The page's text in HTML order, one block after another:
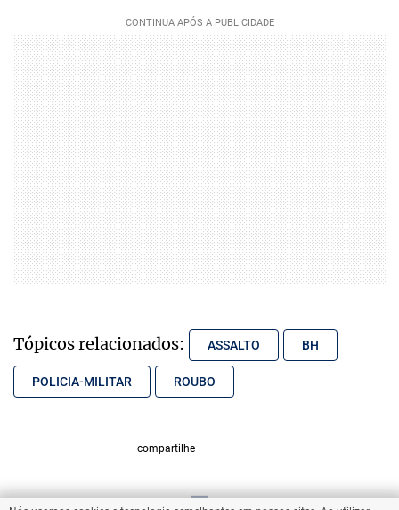
Tópicos relacionados: ASSALTO BH
POLICIA-MILITAR ROUBO
compartilhe